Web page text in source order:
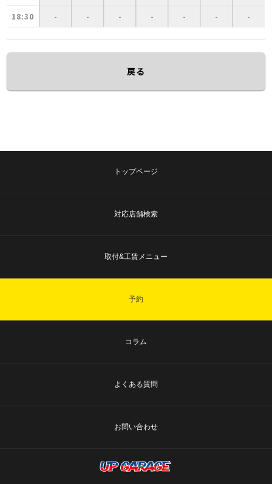
18:30 - - - - - - -
戻る
トップページ
対応店舗検索
取付&工賃メニュー
予約
コラム
よくある質問
お問い合わせ